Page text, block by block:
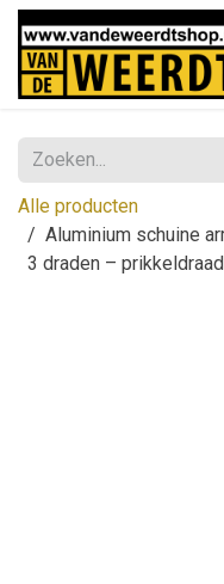
Overslaan naar inhoud
Alle producten
Aluminium schuine
3 draden –